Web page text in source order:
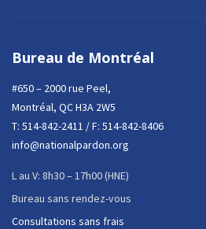
Bureau de Montréal
#650 – 2000 rue Peel,
Montréal, QC H3A 2W5
T: 514-842-2411 / F: 514-842-8406
info@nationalpardon.org
L au V: 8h30 – 17h00 (HNE)
Bureau sans rendez-vous
Consultations sans frais